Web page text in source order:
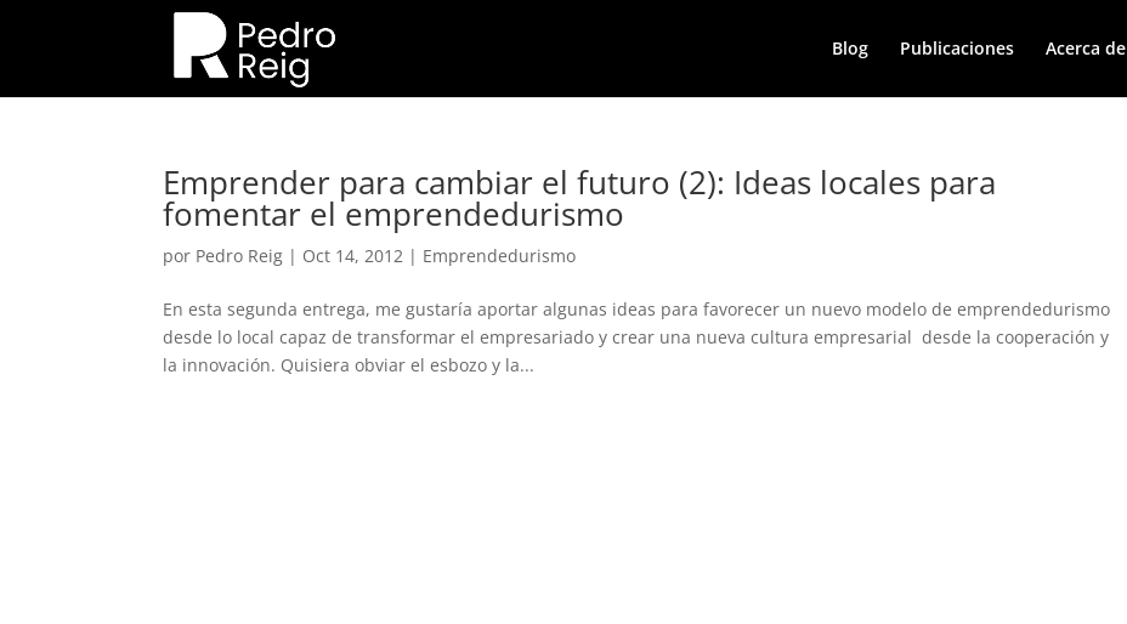
Blog Publicaciones Acerca de
Emprender para cambiar el futuro (2): Ideas locales para
fomentar el emprendedurismo
por Pedro Reig | Oct 14, 2012 | Emprendedurismo
En esta segunda entrega, me gustaría aportar algunas ideas para favorecer un nuevo modelo de emprendedurismo
desde lo local capaz de transformar el empresariado y crear una nueva cultura empresarial desde la cooperación y
la innovación. Quisiera obviar el esbozo y la...